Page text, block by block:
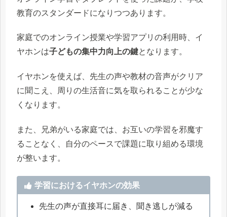
教育のスタンダードになりつつあります。
家庭でのオンライン授業や学習アプリの利用時、イ
ヤホンは子どもの集中力向上の鍵となります。
イヤホンを使えば、先生の声や教材の音声がクリア
に聞こえ、周りの生活音に気を取られることが少な
くなります。
また、兄弟がいる家庭では、お互いの学習を邪魔す
ることなく、自分のペースで課題に取り組める環境
が整います。
学習におけるイヤホンの効果
先生の声が直接耳に届き、聞き逃しが減る